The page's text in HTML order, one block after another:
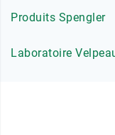
Produits Spengler
Laboratoire